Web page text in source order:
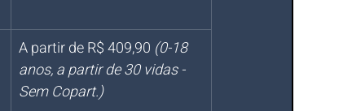
A partir de R$ 409,90 (0-18
anos, a partir de 30 vidas -
Sem Copart.)